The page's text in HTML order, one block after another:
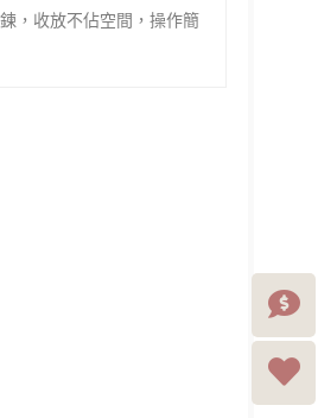
，收放不佔空間，操作簡